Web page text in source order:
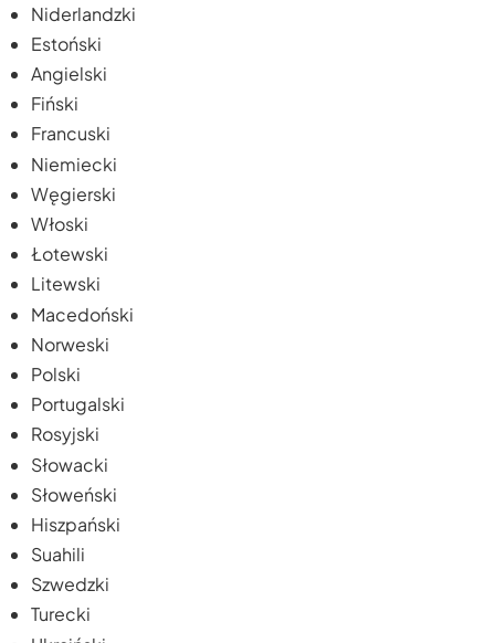
Niderlandzki
Estoński
Angielski
Fiński
Francuski
Niemiecki
Węgierski
Włoski
Łotewski
Litewski
Macedoński
Norweski
Polski
Portugalski
Rosyjski
Słowacki
Słoweński
Hiszpański
Suahili
Szwedzki
Turecki